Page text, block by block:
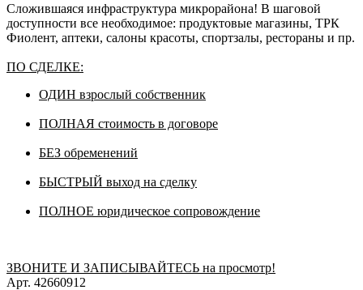
Сложившаяся инфраструктура микрорайона! В шаговой
доступности все необходимое: продуктовые магазины, ТРК
Фиолент, аптеки, салоны красоты, спортзалы, рестораны и пр.
ПО СДЕЛКЕ:
ОДИН взрослый собственник
ПОЛНАЯ стоимость в договоре
БЕЗ обременений
БЫСТРЫЙ выход на сделку
ПОЛНОЕ юридическое сопровождение
ЗВОНИТЕ И ЗАПИСЫВАЙТЕСЬ на просмотр!
Арт. 42660912